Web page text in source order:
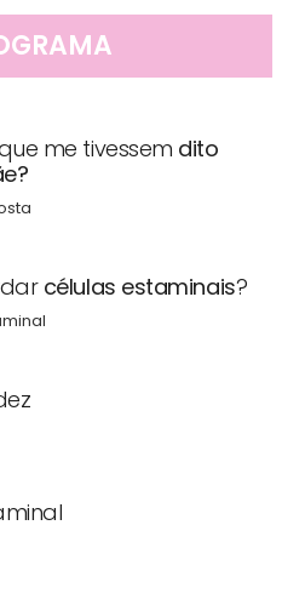
me tivessem dito
células estaminais?